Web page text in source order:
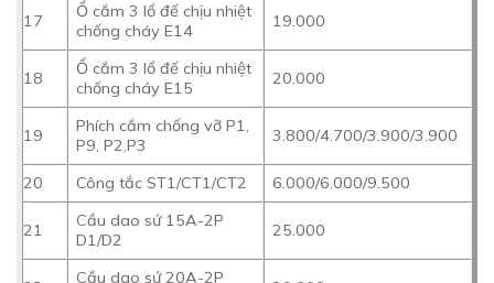
17
Ổ cắm 3 lổ đế chịu nhiệt
chống cháy E14
19.000
18
Ổ cắm 3 lổ đế chịu nhiệt
chống cháy E15
20.000
19
Phích cắm chống vỡ P1,
P9, P2,P3
3.800/4.700/3.900/3.900
20 Công tắc ST1/CT1/CT2 6.000/6.000/9.500
21
Cầu dao sứ 15A-2P
D1/D2
25.000
Cầu dao sứ 20A-2P